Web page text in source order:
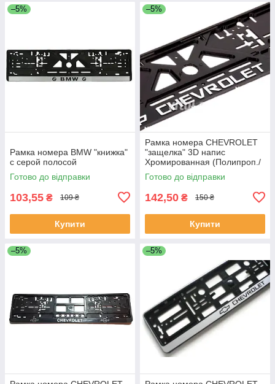
–5%
Рамка номера BMW "книжка"
с серой полосой
Готово до відправки
103,55 ₴ 109 ₴
Купити
–5%
Рамка номера CHEVROLET
"защелка" 3D напис
Хромированная (Полипроп./
гибкий морозостойкий)
Готово до відправки
142,50 ₴ 150 ₴
Купити
–5% –5%